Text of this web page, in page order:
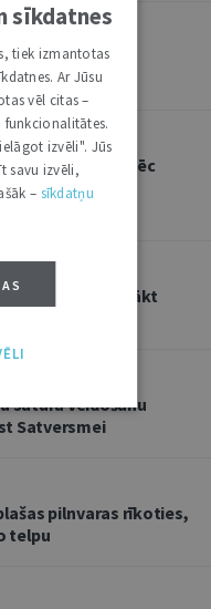
sniegt
jāvērtē pēc
pienākumu aizvākt
satura veidošanu
Satversmei
pilnvaras rīkoties,
telpu
sīkdatnes
tiek izmantotas
Ar Jūsu
vēl citas –
izvēli". Jūs
savu izvēli,
– sīkdatņu